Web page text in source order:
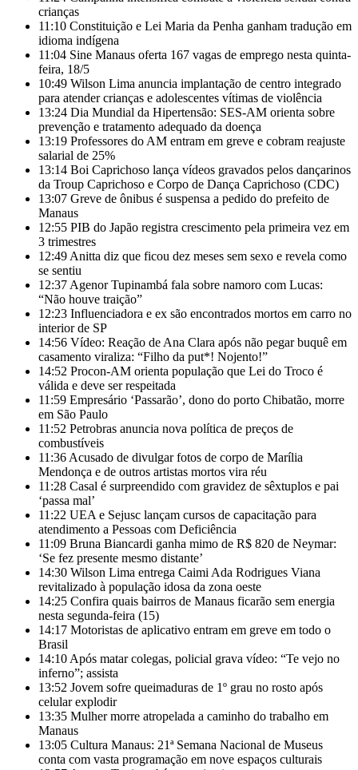
crianças
11:10 Constituição e Lei Maria da Penha ganham tradução em
idioma indígena
11:04 Sine Manaus oferta 167 vagas de emprego nesta quinta-
feira, 18/5
10:49 Wilson Lima anuncia implantação de centro integrado
para atender crianças e adolescentes vítimas de violência
13:24 Dia Mundial da Hipertensão: SES-AM orienta sobre
prevenção e tratamento adequado da doença
13:19 Professores do AM entram em greve e cobram reajuste
salarial de 25%
13:14 Boi Caprichoso lança vídeos gravados pelos dançarinos
da Troup Caprichoso e Corpo de Dança Caprichoso (CDC)
13:07 Greve de ônibus é suspensa a pedido do prefeito de
Manaus
12:55 PIB do Japão registra crescimento pela primeira vez em
3 trimestres
12:49 Anitta diz que ficou dez meses sem sexo e revela como
se sentiu
12:37 Agenor Tupinambá fala sobre namoro com Lucas:
“Não houve traição”
12:23 Influenciadora e ex são encontrados mortos em carro no
interior de SP
14:56 Vídeo: Reação de Ana Clara após não pegar buquê em
casamento viraliza: “Filho da put*! Nojento!”
14:52 Procon-AM orienta população que Lei do Troco é
válida e deve ser respeitada
11:59 Empresário ‘Passarão’, dono do porto Chibatão, morre
em São Paulo
11:52 Petrobras anuncia nova política de preços de
combustíveis
11:36 Acusado de divulgar fotos de corpo de Marília
Mendonça e de outros artistas mortos vira réu
11:28 Casal é surpreendido com gravidez de sêxtuplos e pai
‘passa mal’
11:22 UEA e Sejusc lançam cursos de capacitação para
atendimento a Pessoas com Deficiência
11:09 Bruna Biancardi ganha mimo de R$ 820 de Neymar:
‘Se fez presente mesmo distante’
14:30 Wilson Lima entrega Caimi Ada Rodrigues Viana
revitalizado à população idosa da zona oeste
14:25 Confira quais bairros de Manaus ficarão sem energia
nesta segunda-feira (15)
14:17 Motoristas de aplicativo entram em greve em todo o
Brasil
14:10 Após matar colegas, policial grava vídeo: “Te vejo no
inferno”; assista
13:52 Jovem sofre queimaduras de 1º grau no rosto após
celular explodir
13:35 Mulher morre atropelada a caminho do trabalho em
Manaus
13:05 Cultura Manaus: 21ª Semana Nacional de Museus
conta com vasta programação em nove espaços culturais